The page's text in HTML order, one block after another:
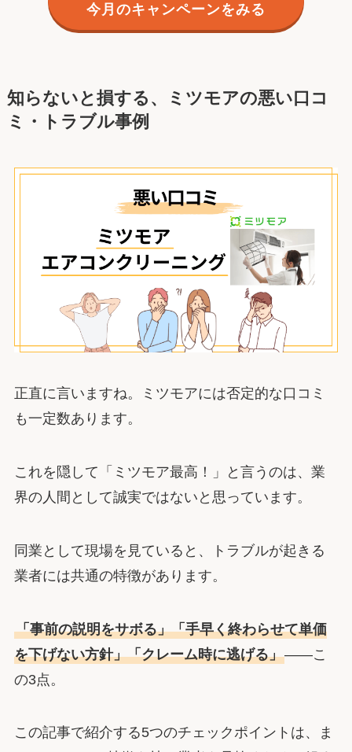
今月のキャンペーンをみる
知らないと損する、ミツモアの悪い口コ
ミ・トラブル事例
正直に言いますね。ミツモアには否定的な口コミ
も一定数あります。
これを隠して「ミツモア最高！」と言うのは、業
界の人間として誠実ではないと思っています。
同業として現場を見ていると、トラブルが起きる
業者には共通の特徴があります。
「事前の説明をサボる」「手早く終わらせて単価
を下げない方針」「クレーム時に逃げる」――こ
の3点。
この記事で紹介する5つのチェックポイントは、ま